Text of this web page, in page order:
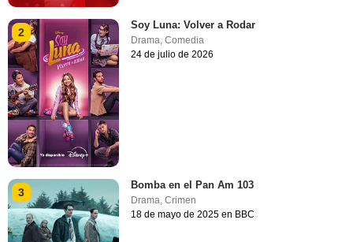
2
Soy Luna: Volver a Rodar
Drama,Comedia
24 de julio de 2026
3
Bomba en el Pan Am 103
Drama,Crimen
18 de mayo de 2025 en BBC